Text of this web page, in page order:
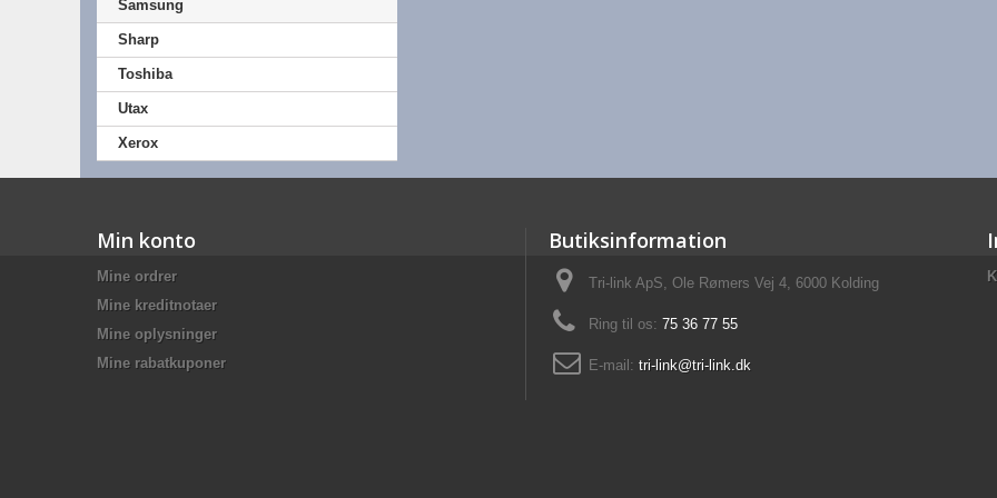
Samsung
Sharp
Toshiba
Utax
Xerox
Min konto
Mine ordrer
Mine kreditnotaer
Mine oplysninger
Mine rabatkuponer
Butiksinformation
Tri-link ApS, Ole Rømers Vej 4, 6000 Kolding
Ring til os: 75 36 77 55
E-mail: tri-link@tri-link.dk